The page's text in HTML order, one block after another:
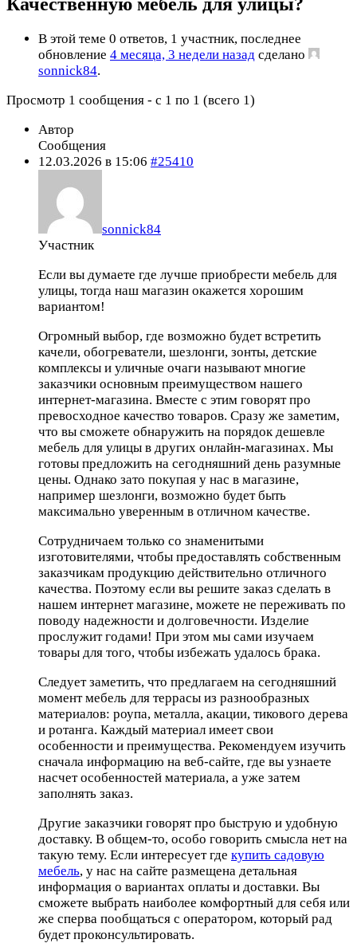
В этой теме 0 ответов, 1 участник, последнее
обновление 4 месяца, 3 недели назад сделано
sonnick84.
Просмотр 1 сообщения - с 1 по 1 (всего 1)
Автор
Сообщения
12.03.2026 в 15:06 #25410
sonnick84
Участник
Если вы думаете где лучше приобрести мебель для
улицы, тогда наш магазин окажется хорошим
вариантом!
Огромный выбор, где возможно будет встретить
качели, обогреватели, шезлонги, зонты, детские
комплексы и уличные очаги называют многие
заказчики основным преимуществом нашего
интернет-магазина. Вместе с этим говорят про
превосходное качество товаров. Сразу же заметим,
что вы сможете обнаружить на порядок дешевле
мебель для улицы в других онлайн-магазинах. Мы
готовы предложить на сегодняшний день разумные
цены. Однако зато покупая у нас в магазине,
например шезлонги, возможно будет быть
максимально уверенным в отличном качестве.
Сотрудничаем только со знаменитыми
изготовителями, чтобы предоставлять собственным
заказчикам продукцию действительно отличного
качества. Поэтому если вы решите заказ сделать в
нашем интернет магазине, можете не переживать по
поводу надежности и долговечности. Изделие
прослужит годами! При этом мы сами изучаем
товары для того, чтобы избежать удалось брака.
Следует заметить, что предлагаем на сегодняшний
момент мебель для террасы из разнообразных
материалов: роупа, металла, акации, тикового дерева
и ротанга. Каждый материал имеет свои
особенности и преимущества. Рекомендуем изучить
сначала информацию на веб-сайте, где вы узнаете
насчет особенностей материала, а уже затем
заполнять заказ.
Другие заказчики говорят про быструю и удобную
доставку. В общем-то, особо говорить смысла нет на
такую тему. Если интересует где купить садовую
мебель, у нас на сайте размещена детальная
информация о вариантах оплаты и доставки. Вы
сможете выбрать наиболее комфортный для себя или
же сперва пообщаться с оператором, который рад
будет проконсультировать.